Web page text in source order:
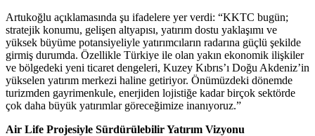
Artukoğlu açıklamasında şu ifadelere yer verdi: “KKTC bugün;
stratejik konumu, gelişen altyapısı, yatırım dostu yaklaşımı ve
yüksek büyüme potansiyeliyle yatırımcıların radarına güçlü şekilde
girmiş durumda. Özellikle Türkiye ile olan yakın ekonomik ilişkiler
ve bölgedeki yeni ticaret dengeleri, Kuzey Kıbrıs’ı Doğu Akdeniz’in
yükselen yatırım merkezi haline getiriyor. Önümüzdeki dönemde
turizmden gayrimenkule, enerjiden lojistiğe kadar birçok sektörde
çok daha büyük yatırımlar göreceğimize inanıyoruz.”
Air Life Projesiyle Sürdürülebilir Yatırım Vizyonu